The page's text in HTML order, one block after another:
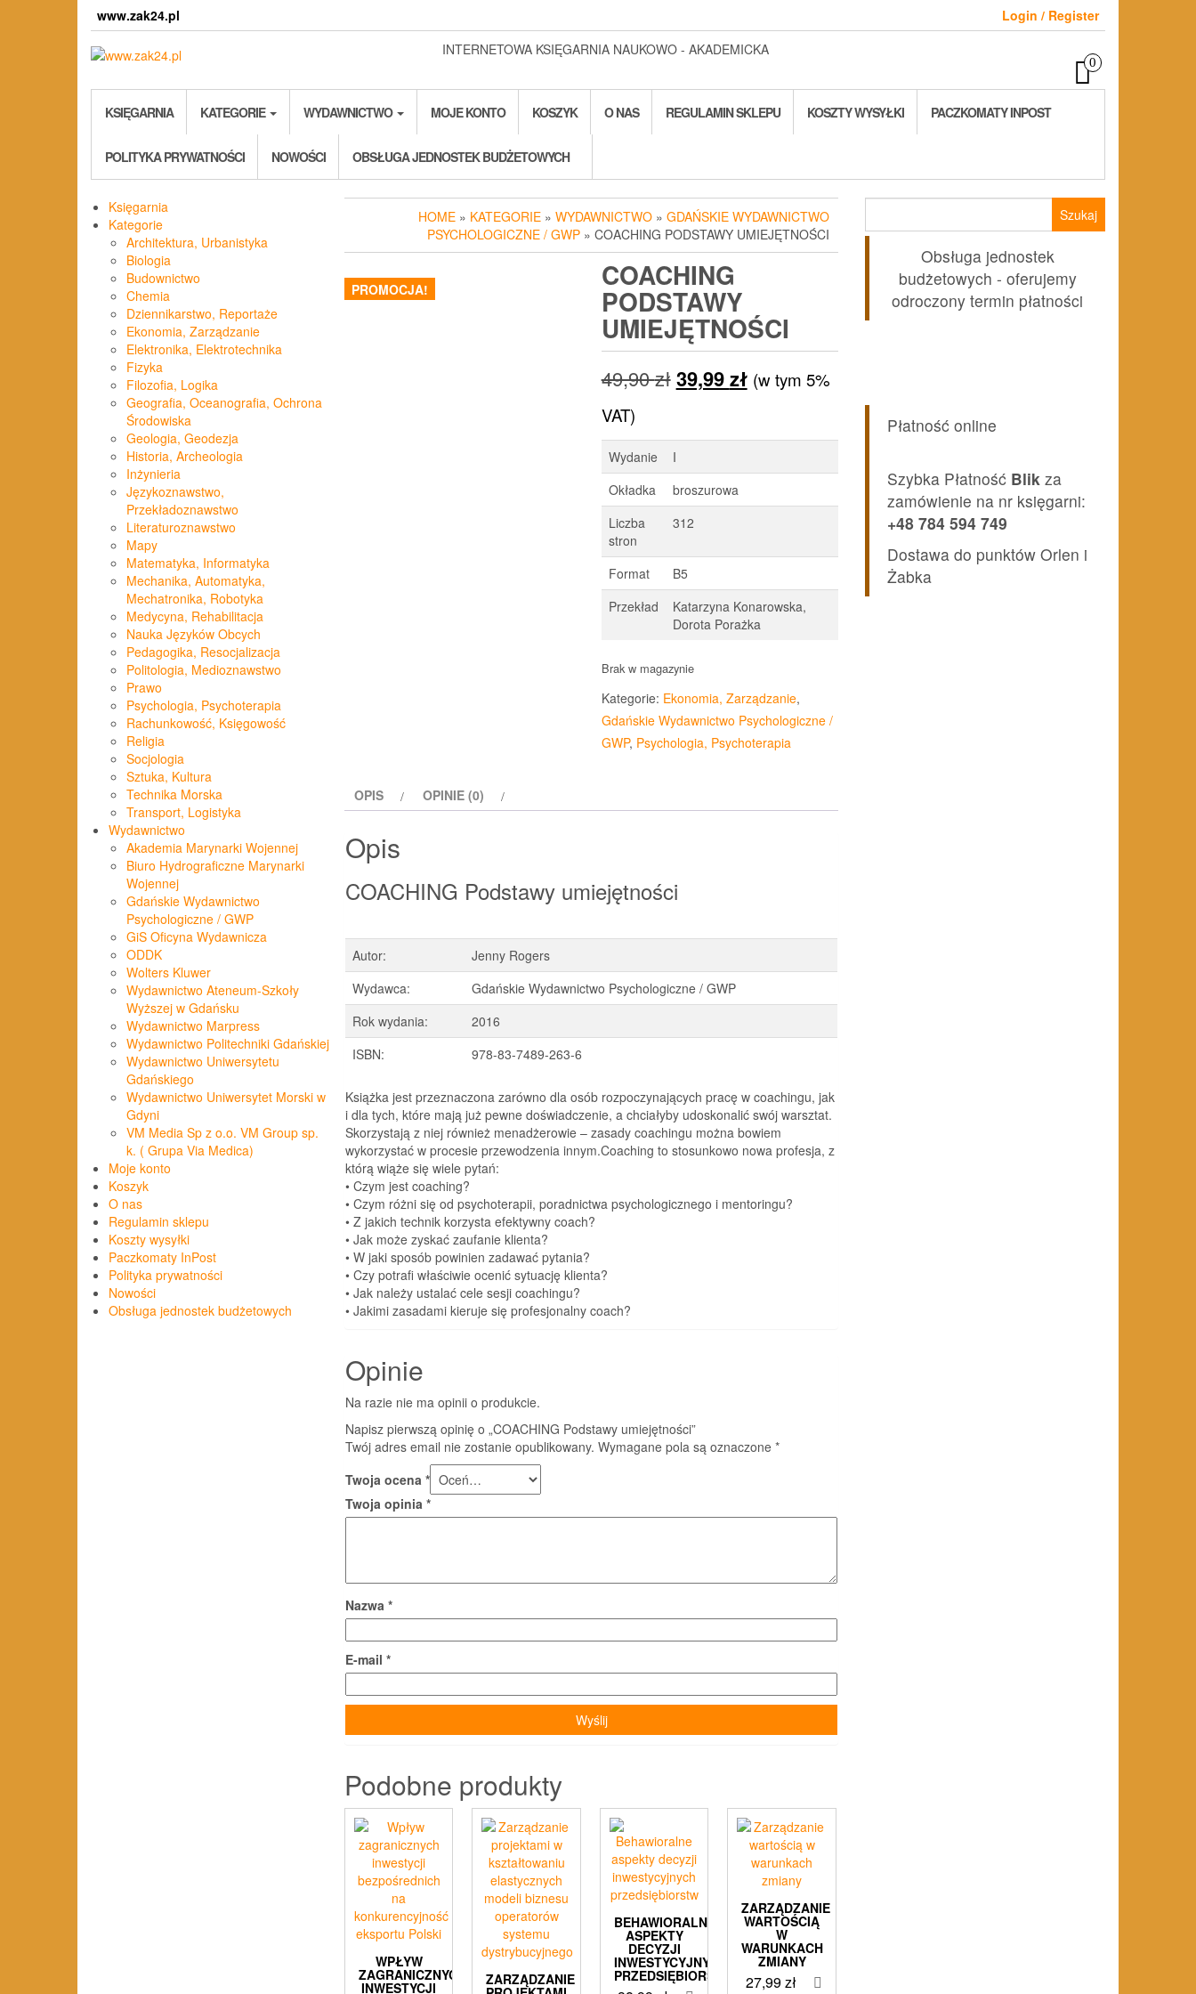
www.zak24.pl
Login / Register
INTERNETOWA KSIĘGARNIA NAUKOWO - AKADEMICKA
0
KSIĘGARNIA KATEGORIE WYDAWNICTWO MOJE KONTO KOSZYK O NAS REGULAMIN SKLEPU KOSZTY WYSYŁKI PACZKOMATY INPOST
POLITYKA PRYWATNOŚCI NOWOŚCI OBSŁUGA JEDNOSTEK BUDŻETOWYCH
Księgarnia
Kategorie
Architektura, Urbanistyka
Biologia
Budownictwo
Chemia
Dziennikarstwo, Reportaże
Ekonomia, Zarządzanie
Elektronika, Elektrotechnika
Fizyka
Filozofia, Logika
Geografia, Oceanografia, Ochrona
Środowiska
Geologia, Geodezja
Historia, Archeologia
Inżynieria
Językoznawstwo,
Przekładoznawstwo
Literaturoznawstwo
Mapy
Matematyka, Informatyka
Mechanika, Automatyka,
Mechatronika, Robotyka
Medycyna, Rehabilitacja
Nauka Języków Obcych
Pedagogika, Resocjalizacja
Politologia, Medioznawstwo
Prawo
Psychologia, Psychoterapia
Rachunkowość, Księgowość
Religia
Socjologia
Sztuka, Kultura
Technika Morska
Transport, Logistyka
Wydawnictwo
Akademia Marynarki Wojennej
Biuro Hydrograficzne Marynarki
Wojennej
Gdańskie Wydawnictwo
Psychologiczne / GWP
GiS Oficyna Wydawnicza
ODDK
Wolters Kluwer
Wydawnictwo Ateneum-Szkoły
Wyższej w Gdańsku
Wydawnictwo Marpress
Wydawnictwo Politechniki Gdańskiej
Wydawnictwo Uniwersytetu
Gdańskiego
Wydawnictwo Uniwersytet Morski w
Gdyni
VM Media Sp z o.o. VM Group sp.
k. ( Grupa Via Medica)
Moje konto
Koszyk
O nas
Regulamin sklepu
Koszty wysyłki
Paczkomaty InPost
Polityka prywatności
Nowości
Obsługa jednostek budżetowych
HOME » KATEGORIE » WYDAWNICTWO » GDAŃSKIE WYDAWNICTWO
PSYCHOLOGICZNE / GWP » COACHING PODSTAWY UMIEJĘTNOŚCI
PROMOCJA! COACHING
PODSTAWY
UMIEJĘTNOŚCI
49,90zł Pierwotna
wynosiła:
49,90 zł.
39,99złAktualna
wynosi:
39,99 zł.
(w tym 5%
VAT)
Wydanie
I
Okładka
broszurowa
Liczba
stron
312
Format
B5
Przekład
Katarzyna Konarowska,
Dorota Porażka
Brak w magazynie
Kategorie: Ekonomia, Zarządzanie,
Gdańskie Wydawnictwo Psychologiczne /
GWP, Psychologia, Psychoterapia
OPIS OPINIE (0)
Opis
COACHING Podstawy umiejętności
Autor:
Jenny Rogers
Wydawca:
Gdańskie Wydawnictwo Psychologiczne / GWP
Rok wydania:
2016
ISBN:
978-83-7489-263-6
Książka jest przeznaczona zarówno dla osób rozpoczynających pracę w coachingu, jak
i dla tych, które mają już pewne doświadczenie, a chciałyby udoskonalić swój warsztat.
Skorzystają z niej również menadżerowie – zasady coachingu można bowiem
wykorzystać w procesie przewodzenia innym.Coaching to stosunkowo nowa profesja, z
którą wiąże się wiele pytań:
• Czym jest coaching?
• Czym różni się od psychoterapii, poradnictwa psychologicznego i mentoringu?
• Z jakich technik korzysta efektywny coach?
• Jak może zyskać zaufanie klienta?
• W jaki sposób powinien zadawać pytania?
• Czy potrafi właściwie ocenić sytuację klienta?
• Jak należy ustalać cele sesji coachingu?
• Jakimi zasadami kieruje się profesjonalny coach?
Opinie
Na razie nie ma opinii o produkcie.
Napisz pierwszą opinię o „COACHING Podstawy umiejętności”
Twój adres email nie zostanie opublikowany. Wymagane pola są oznaczone *
Twoja ocena *
Twoja opinia *
Nazwa *
E-mail *
Podobne produkty
WPŁYW
ZAGRANICZNYCH
INWESTYCJI ZARZĄDZANIE
BEHAWIORALNE
ASPEKTY
DECYZJI
INWESTYCYJNYCH
PRZEDSIĘBIORSTW
ZARZĄDZANIE
WARTOŚCIĄ
W
WARUNKACH
ZMIANY
27,99zł
Obsługa jednostek
budżetowych - oferujemy
odroczony termin płatności
Płatność online
Szybka Płatność Blik za
zamówienie na nr księgarni:
+48 784 594 749
Dostawa do punktów Orlen i
Żabka